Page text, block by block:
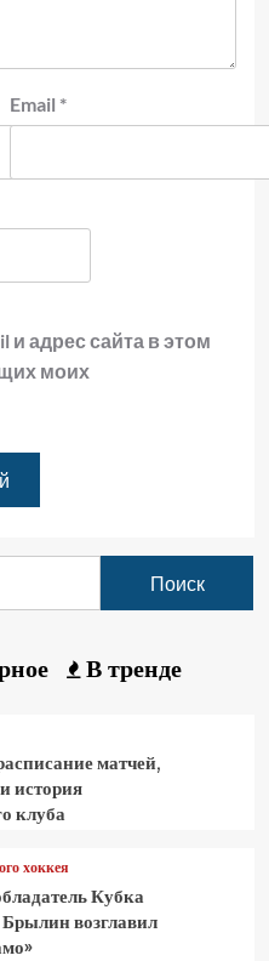
Email *
и адрес сайта в этом
моих
В тренде
матчей,
история
клуба
хоккея
Кубка
возглавил